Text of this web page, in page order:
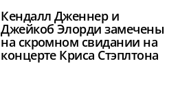
Кендалл Дженнер и
Джейкоб Элорди замечены
на скромном свидании на
концерте Криса Стэплтона